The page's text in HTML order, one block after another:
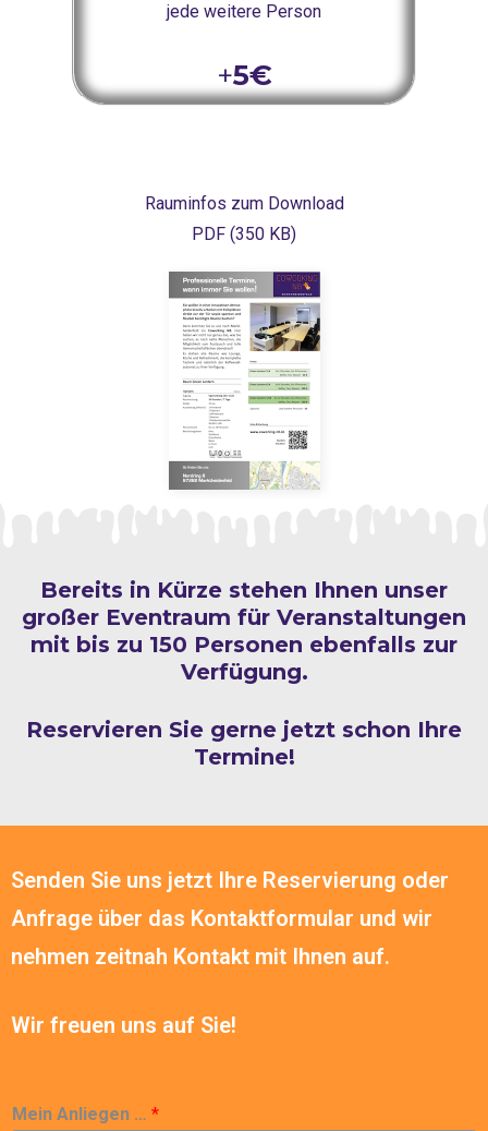
jede weitere Person
+5€
Rauminfos zum Download
PDF (350 KB)
Bereits in Kürze stehen Ihnen unser
großer Eventraum für Veranstaltungen
mit bis zu 150 Personen ebenfalls zur
Verfügung.
Reservieren Sie gerne jetzt schon Ihre
Termine!
Senden Sie uns jetzt Ihre Reservierung oder
Anfrage über das Kontaktformular und wir
nehmen zeitnah Kontakt mit Ihnen auf.
Wir freuen uns auf Sie!
Mein Anliegen … *